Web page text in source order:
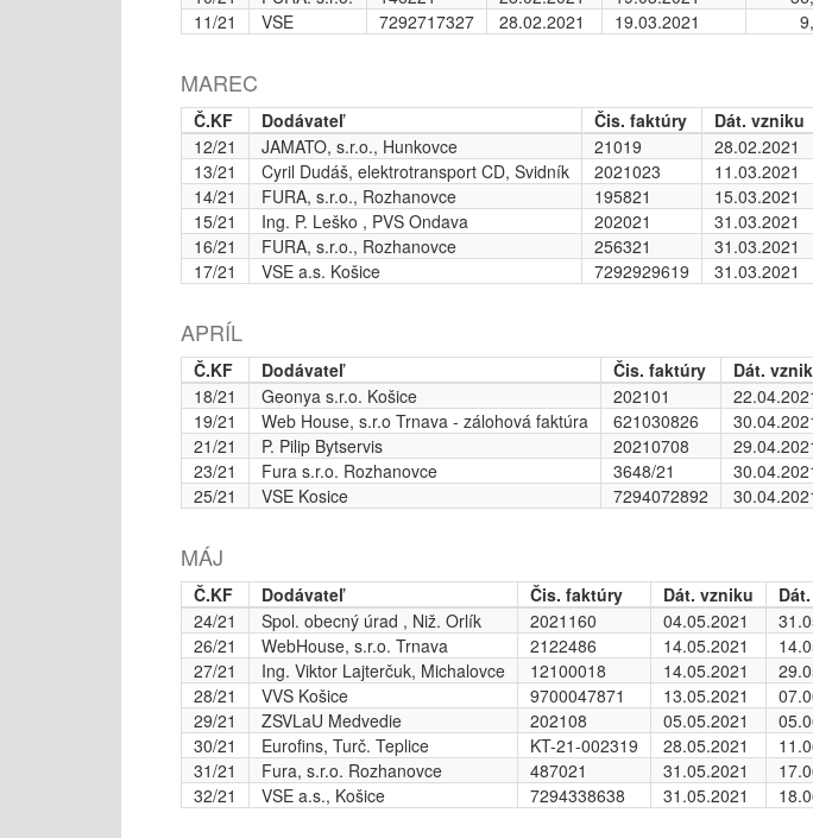
11/21
VSE 7292717327 28.02.2021 19.03.2021
MAREC
Č.KF Dodávateľ Čis. faktúry Dát. vzniku
12/21
JAMATO, s.r.o., Hunkovce 21019 28.02.2021
13/21
Cyril Dudáš, elektrotransport CD, Svidník 2021023 11.03.2021
14/21
FURA, s.r.o., Rozhanovce 195821 15.03.2021
15/21
Ing. P. Leško , PVS Ondava 202021 31.03.2021
16/21
FURA, s.r.o., Rozhanovce 256321 31.03.2021
17/21
VSE a.s. Košice 7292929619 31.03.2021
APRÍL
Č.KF Dodávateľ Čis. faktúry Dát.
18/21
Geonya s.r.o. Košice 202101
19/21
Web House, s.r.o Trnava - zálohová faktúra 621030826
21/21
P. Pilip Bytservis 20210708
23/21
Fura s.r.o. Rozhanovce 3648/21
25/21
VSE Kosice 7294072892
MÁJ
Č.KF Dodávateľ Čis. faktúry Dát. vzniku
24/21
Spol. obecný úrad , Niž. Orlík 2021160 04.05.2021
26/21
WebHouse, s.r.o. Trnava 2122486 14.05.2021
27/21
Ing. Viktor Lajterčuk, Michalovce 12100018 14.05.2021
28/21
VVS Košice 9700047871 13.05.2021
29/21
ZSVLaU Medvedie 202108 05.05.2021
30/21
Eurofins, Turč. Teplice KT-21-002319 28.05.2021
31/21
Fura, s.r.o. Rozhanovce 487021 31.05.2021
32/21
VSE a.s., Košice 7294338638 31.05.2021